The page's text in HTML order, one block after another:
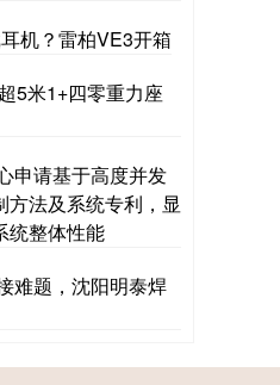
机？雷柏VE3开箱
5米1+四零重力座
申请基于高度并发
法及系统专利，显
统整体性能
难题，沈阳明泰焊